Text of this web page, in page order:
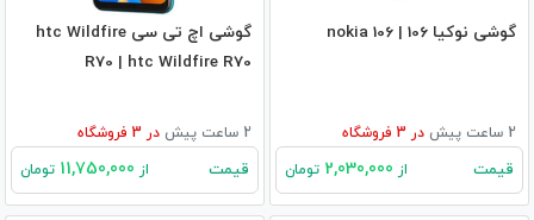
گوشی نوکیا 106 | nokia 106
2 ساعت پیش در فروشگاه
قیمت از تومان
گوشی اچ تی سی htc Wildfire
R70 | htc Wildfire R70
2 ساعت پیش در فروشگاه
قیمت از تومان